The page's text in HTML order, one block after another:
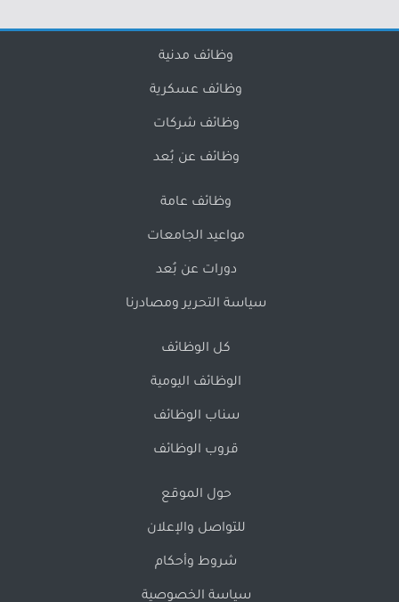
وظائف مدنية
وظائف عسكرية
وظائف شركات
وظائف عن بُعد
وظائف عامة
مواعيد الجامعات
دورات عن بُعد
سياسة التحرير ومصادرنا
كل الوظائف
الوظائف اليومية
سناب الوظائف
قروب الوظائف
حول الموقع
للتواصل والإعلان
شروط وأحكام
سياسة الخصوصية